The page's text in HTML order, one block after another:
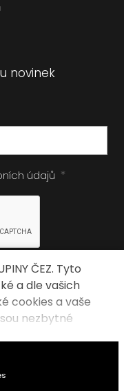
novinek
údajů *
ČEZ. Tyto
a dle vašich
cookies a vaše
nezbytné
stránky vašim
a analytice. Pro